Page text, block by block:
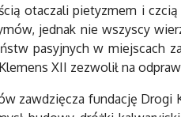
otaczali pietyzmem i
jednak nie wszyscy
pasyjnych w miejscach
XII zezwolił na
zawdzięcza fundację Drogi